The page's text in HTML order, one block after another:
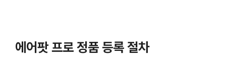
에어팟 프로 정품 등록 절차